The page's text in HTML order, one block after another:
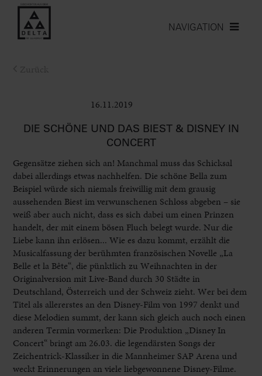
NAVIGATION
16.11.2019
DIE SCHÖNE UND DAS BIEST & DISNEY IN
CONCERT
Gegensätze ziehen sich an! Manchmal muss das Schicksal
dabei allerdings etwas nachhelfen. Die schöne Bella zum
Beispiel würde sich niemals freiwillig mit dem grausig
aussehenden Biest im verwunschenen Schloss abgeben – sie
weiß aber auch nicht, dass es sich dabei um einen Prinzen
handelt, der mit einem bösen Fluch belegt wurde. Nur die
Liebe kann ihn erlösen... Wie es dazu kommt, erzählt die
Musicalfassung der berühmten französischen Novelle „La
Belle et la Bête“, die pünktlich zu Weihnachten in der
Originalversion mit Live-Band durch 30 Städte in
Deutschland, Österreich und der Schweiz zieht. Wer bei dem
Titel als allererstes an den Disney-Film von 1997 denkt und
diese Melodien summt, der kann sich gleich auch noch einen
anderen Termin vormerken: Die Produktion „Disney In
Concert“ bringt am 26.03. die legendärsten Songs der
Zeichentrick-Klassiker in die Mannheimer SAP Arena und
weckt Erinnerungen an viele liebgewonnene Disney-Filme.